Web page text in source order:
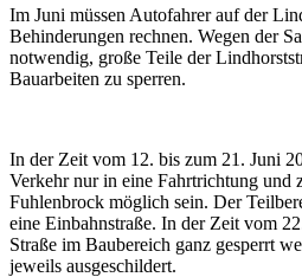
Im Juni müssen Autofahrer auf der
Behinderungen rechnen. Wegen der
notwendig, große Teile der
Bauarbeiten zu sperren.
In der Zeit vom 12. bis zum 21. Juni
Verkehr nur in eine Fahrtrichtung und
Fuhlenbrock möglich sein. Der
eine Einbahnstraße. In der Zeit vom
Straße im Baubereich ganz gesperrt
jeweils ausgeschildert.